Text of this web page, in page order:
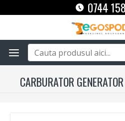
0744
CARBURATOR